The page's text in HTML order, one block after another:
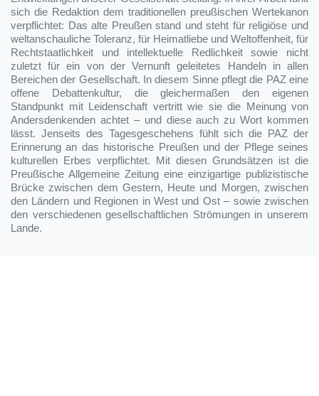
sich die Redaktion dem traditionellen preußischen Wertekanon
verpflichtet: Das alte Preußen stand und steht für religiöse und
weltanschauliche Toleranz, für Heimatliebe und Weltoffenheit, für
Rechtstaatlichkeit und intellektuelle Redlichkeit sowie nicht
zuletzt für ein von der Vernunft geleitetes Handeln in allen
Bereichen der Gesellschaft. In diesem Sinne pflegt die PAZ eine
offene Debattenkultur, die gleichermaßen den eigenen
Standpunkt mit Leidenschaft vertritt wie sie die Meinung von
Andersdenkenden achtet – und diese auch zu Wort kommen
lässt. Jenseits des Tagesgeschehens fühlt sich die PAZ der
Erinnerung an das historische Preußen und der Pflege seines
kulturellen Erbes verpflichtet. Mit diesen Grundsätzen ist die
Preußische Allgemeine Zeitung eine einzigartige publizistische
Brücke zwischen dem Gestern, Heute und Morgen, zwischen
den Ländern und Regionen in West und Ost – sowie zwischen
den verschiedenen gesellschaftlichen Strömungen in unserem
Lande.